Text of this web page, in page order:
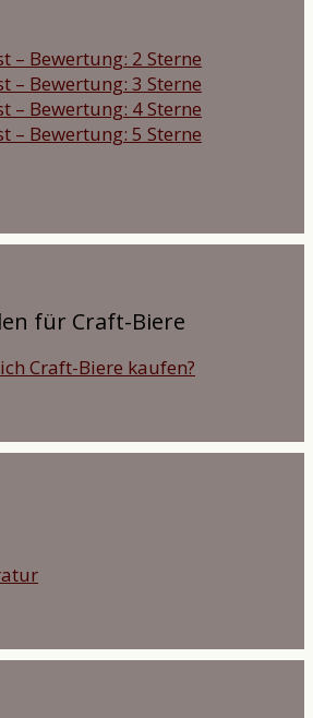
– Bewertung: 2 Sterne
– Bewertung: 3 Sterne
– Bewertung: 4 Sterne
– Bewertung: 5 Sterne
für Craft-Biere
Craft-Biere kaufen?